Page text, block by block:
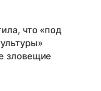
что «под
зловещие